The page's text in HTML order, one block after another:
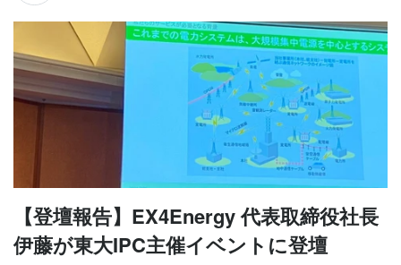
【登壇報告】EX4Energy 代表取締役社長
伊藤が東大IPC主催イベントに登壇